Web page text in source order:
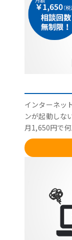
インターネッ
ンが起動しな
月1,650円で